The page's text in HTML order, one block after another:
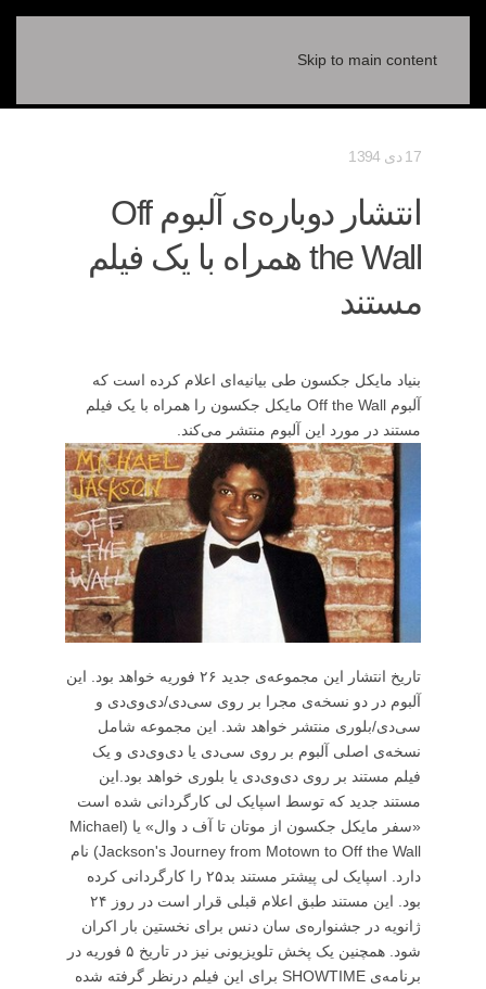
Skip to main content
17 دی 1394
انتشار دوباره‌ی آلبوم Off
the Wall همراه با یک فیلم
مستند
بنیاد مایکل جکسون طی بیانیه‌ای اعلام کرده است که
آلبوم Off the Wall مایکل جکسون را همراه با یک فیلم
مستند در مورد این آلبوم منتشر می‌کند.
تاریخ انتشار این مجموعه‌ی جدید ۲۶ فوریه خواهد بود. این
آلبوم در دو نسخه‌ی مجرا بر روی سی‌دی/دی‌وی‌دی و
سی‌دی/بلوری منتشر خواهد شد. این مجموعه شامل
نسخه‌ی اصلی آلبوم بر روی سی‌دی یا دی‌وی‌دی و یک
فیلم مستند بر روی دی‌وی‌دی یا بلوری خواهد بود.این
مستند جدید که توسط اسپایک لی کارگردانی شده است
«سفر مایکل جکسون از موتان تا آف د وال» یا (Michael
Jackson's Journey from Motown to Off the Wall) نام
دارد. اسپایک لی پیشتر مستند بد۲۵ را کارگردانی کرده
بود. این مستند طبق اعلام قبلی قرار است در روز ۲۴
ژانویه در جشنواره‌ی سان دنس برای نخستین بار اکران
شود. همچنین یک پخش تلویزیونی نیز در تاریخ ۵ فوریه در
برنامه‌ی SHOWTIME برای این فیلم درنظر گرفته شده